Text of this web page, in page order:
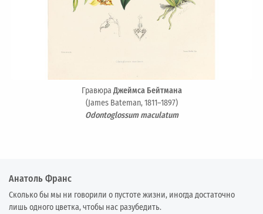
ГравюраДжеймса Бейтмана
(James Bateman, 1811–1897)
Odontoglossum maculatum
Анатоль Франс
Сколько бы мы ни говорили о пустоте жизни, иногда достаточно
лишь одного цветка, чтобы нас разубедить.